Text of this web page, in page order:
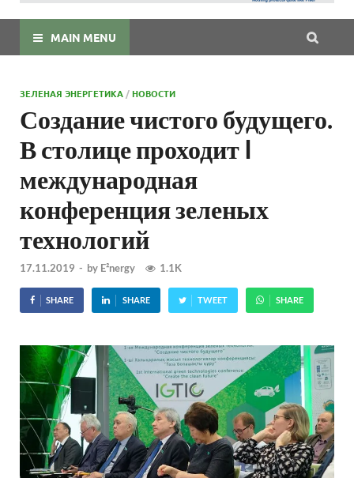
MAIN MENU
ЗЕЛЕНАЯ ЭНЕРГЕТИКА /НОВОСТИ
Создание чистого будущего.
В столице проходит I
международная
конференция зеленых
технологий
17.11.2019 - by E²nergy 1.1K
SHARE SHARE TWEET SHARE